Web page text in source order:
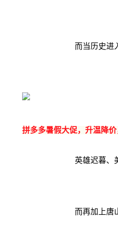
而当历史进
拼多多暑假大促，升温降
英雄迟暮、
而再加上唐